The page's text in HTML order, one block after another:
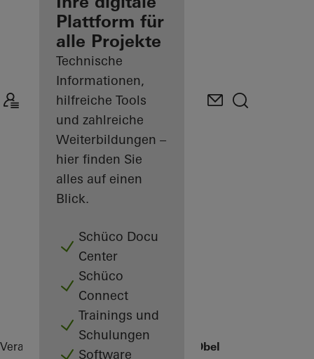
Mein
Arbeitsplatz
kennenlernen
Plattform für
alle Projekte
Technische
Informationen,
hilfreiche Tools
und zahlreiche
Weiterbildungen –
hier finden Sie
alles auf einen
Blick.
Schüco Docu
Center
Schüco
Connect
Trainings und
Schulungen
Software
Verarbeiter Referenzen Bürogebäude Obel